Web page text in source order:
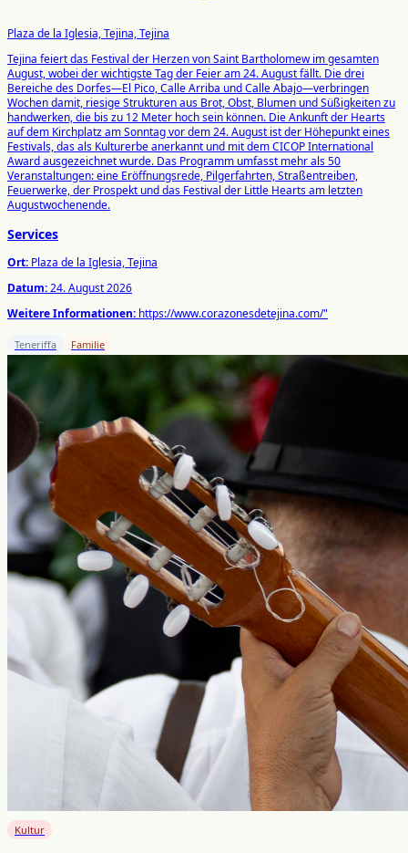
Plaza de la Iglesia, Tejina, Tejina
Tejina feiert das Festival der Herzen von Saint Bartholomew im gesamten
August, wobei der wichtigste Tag der Feier am 24. August fällt. Die drei
Bereiche des Dorfes—El Pico, Calle Arriba und Calle Abajo—verbringen
Wochen damit, riesige Strukturen aus Brot, Obst, Blumen und Süßigkeiten zu
handwerken, die bis zu 12 Meter hoch sein können. Die Ankunft der Hearts
auf dem Kirchplatz am Sonntag vor dem 24. August ist der Höhepunkt eines
Festivals, das als Kulturerbe anerkannt und mit dem CICOP International
Award ausgezeichnet wurde. Das Programm umfasst mehr als 50
Veranstaltungen: eine Eröffnungsrede, Pilgerfahrten, Straßentreiben,
Feuerwerke, der Prospekt und das Festival der Little Hearts am letzten
Augustwochenende.
Services
Ort: Plaza de la Iglesia, Tejina
Datum:24. August 2026
Weitere Informationen: https://www.corazonesdetejina.com/"
Teneriffa Familie
Kultur